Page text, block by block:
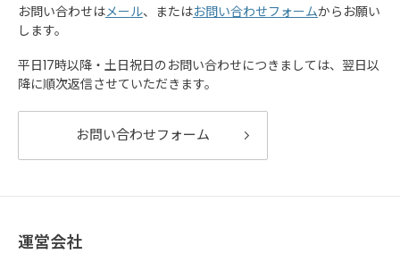
お問い合わせはメール、またはお問い合わせフォームからお願い
します。
平日17時以降・土日祝日のお問い合わせにつきましては、翌日以
降に順次返信させていただきます。
お問い合わせフォーム
運営会社